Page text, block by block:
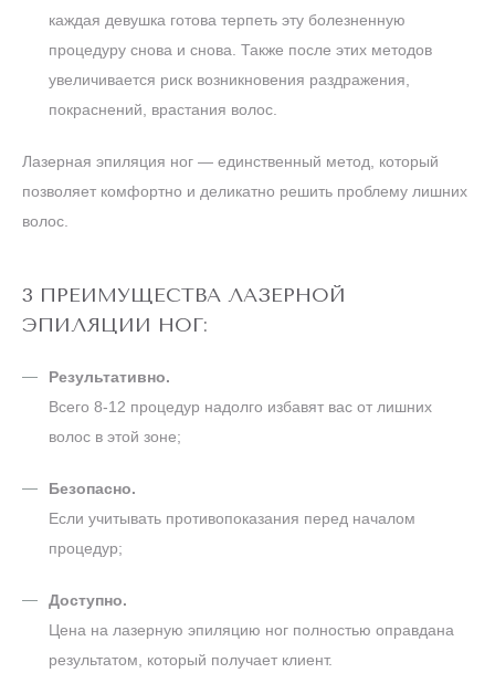
каждая девушка готова терпеть эту болезненную
процедуру снова и снова. Также после этих методов
увеличивается риск возникновения раздражения,
покраснений, врастания волос.
Лазерная эпиляция ног — единственный метод, который
позволяет комфортно и деликатно решить проблему лишних
волос.
3 ПРЕИМУЩЕСТВА ЛАЗЕРНОЙ
ЭПИЛЯЦИИ НОГ:
Результативно.
Всего 8-12 процедур надолго избавят вас от лишних
волос в этой зоне;
Безопасно.
Если учитывать противопоказания перед началом
процедур;
Доступно.
Цена на лазерную эпиляцию ног полностью оправдана
результатом, который получает клиент.